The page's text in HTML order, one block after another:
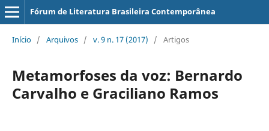
Fórum de Literatura Brasileira Contemporânea
Início / Arquivos / v. 9 n. 17 (2017) / Artigos
Metamorfoses da voz: Bernardo
Carvalho e Graciliano Ramos